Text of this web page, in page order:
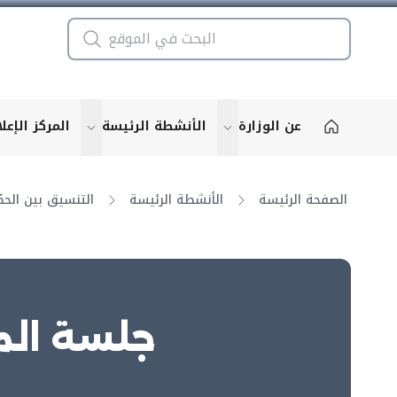
عن الوزارة show submenu for "More"
الأنشطة الرئيسة for "More"
المركز
الصفحة الرئيسة الأنشطة الرئيسة
جلسة